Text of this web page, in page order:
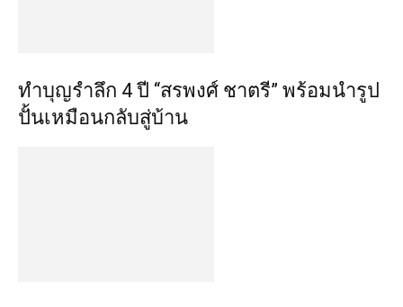
ทำบุญรำลึก 4 ปี “สรพงศ์ ชาตรี” พร้อมนำรูป
ปั้นเหมือนกลับสู่บ้าน